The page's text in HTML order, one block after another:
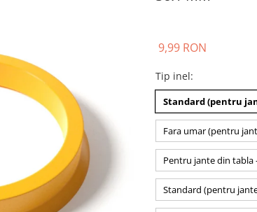
9,99 RON
Tip inel:
Standard (pentru
Fara umar (pentru
Pentru jante din tabla
Standard (pentru